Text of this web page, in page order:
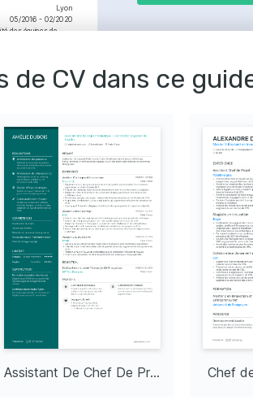
Lyon
05/2016 - 02/2020
des équipes de
le succès des projets.
la compétence
délais.
de nouvelles
Paris
01/2011 - 01/2013
Compiègne
01/2008 - 01/2011
de CV dans ce
Assistant De Chef De Projet Chef